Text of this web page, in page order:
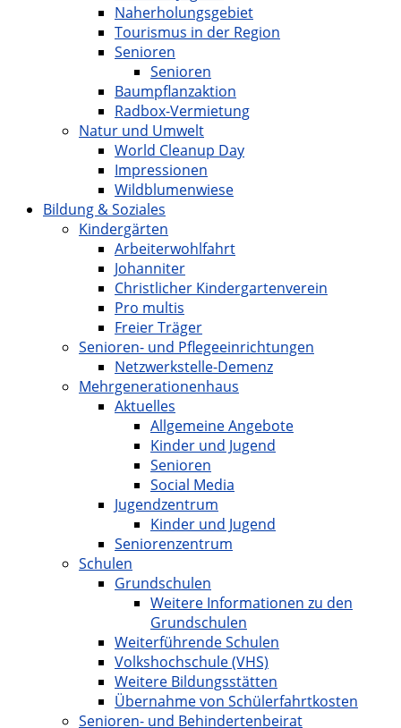
Naherholungsgebiet
Tourismus in der Region
Senioren
Senioren
Baumpflanzaktion
Radbox-Vermietung
Natur und Umwelt
World Cleanup Day
Impressionen
Wildblumenwiese
Bildung & Soziales
Kindergärten
Arbeiterwohlfahrt
Johanniter
Christlicher Kindergartenverein
Pro multis
Freier Träger
Senioren- und Pflegeeinrichtungen
Netzwerkstelle-Demenz
Mehrgenerationenhaus
Aktuelles
Allgemeine Angebote
Kinder und Jugend
Senioren
Social Media
Jugendzentrum
Kinder und Jugend
Seniorenzentrum
Schulen
Grundschulen
Weitere Informationen zu den
Grundschulen
Weiterführende Schulen
Volkshochschule (VHS)
Weitere Bildungsstätten
Übernahme von Schülerfahrtkosten
Senioren- und Behindertenbeirat